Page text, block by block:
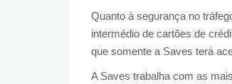
Quanto à segurança no
intermédio de cartões de
que somente a Saves terá
A Saves trabalha com as